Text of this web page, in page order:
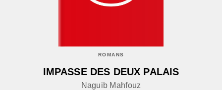
ROMANS
IMPASSE DES DEUX PALAIS
Naguib Mahfouz